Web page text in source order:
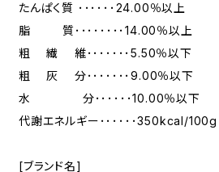
たんぱく質 ･･････24.00％以上
脂 質････････14.00％以上
粗 繊 維･･･････5.50％以下
粗 灰 分･･･････9.00％以下
水 分･･････10.00％以下
代謝エネルギー･･････350kcal/100g
[ブランド名]